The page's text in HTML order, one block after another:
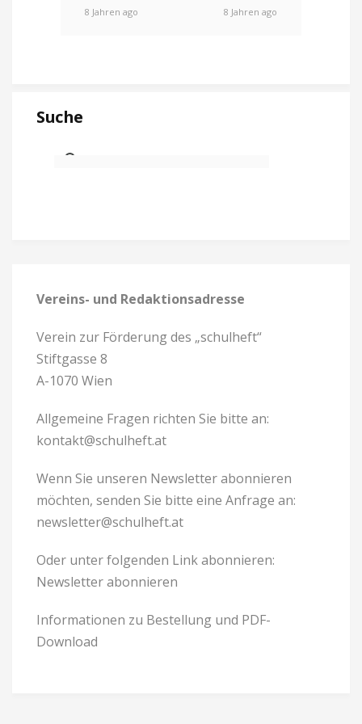
8 Jahren ago 8 Jahren ago
Suche
Vereins- und Redaktionsadresse
Verein zur Förderung des „schulheft“
Stiftgasse 8
A-1070 Wien
Allgemeine Fragen richten Sie bitte an:
kontakt@schulheft.at
Wenn Sie unseren Newsletter abonnieren
möchten, senden Sie bitte eine Anfrage an:
newsletter@schulheft.at
Oder unter folgenden Link abonnieren:
Newsletter abonnieren
Informationen zu Bestellung und PDF-
Download